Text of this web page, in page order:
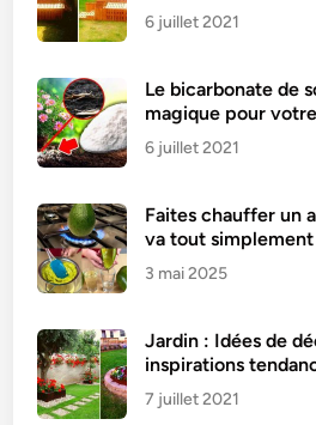
6 juillet 2021
Le bicarbonate de
magique pour
6 juillet 2021
Faites chauffer un
va tout
3 mai 2025
Jardin : Idées de
inspirations
7 juillet 2021